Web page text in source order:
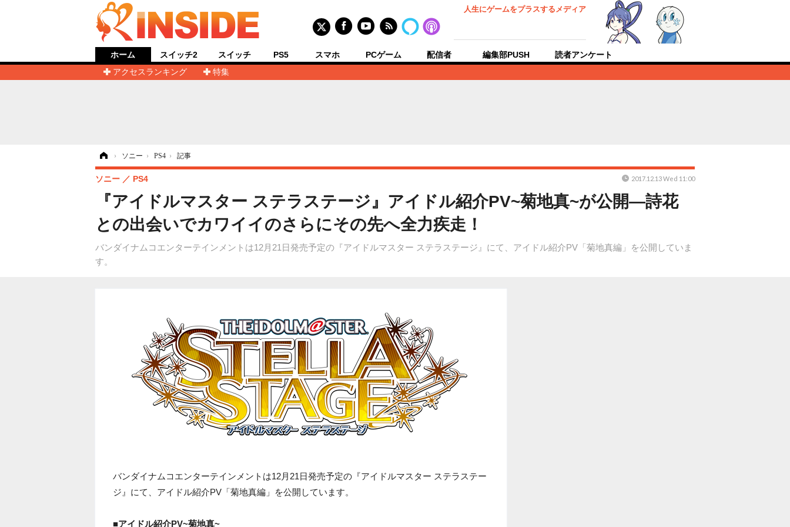
人生にゲームをプラスするメディア
ホーム
アクセスランキング
特集
スイッチ2 スイッチ PS5 スマホ PCゲーム 配信者 編集部PUSH 読者アンケート
› ソニー › PS4 › 記事
『アイドルマスター ステラステージ』アイドル紹介PV~菊地真~が公開―詩花
との出会いでカワイイのさらにその先へ全力疾走！
バンダイナムコエンターテインメントは12月21日発売予定の『アイドルマスター ステラステージ』にて、アイドル紹介PV「菊地真編」を公開していま
す。
ソニー PS4 2017.12.13 Wed 11:00
バンダイナムコエンターテインメントは12月21日発売予定の『アイドルマスター ステラステー
ジ』にて、アイドル紹介PV「菊地真編」を公開しています。
■アイドル紹介PV~菊地真~